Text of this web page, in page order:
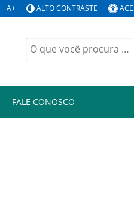
A+ ALTO CONTRASTE
Buscar
por:
FALE CONOSCO